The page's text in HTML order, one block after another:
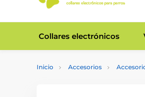
Collares electrónicos
Inicio Accesorios